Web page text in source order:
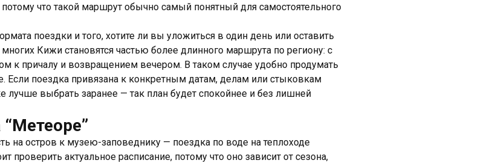
что такой маршрут обычно самый понятный для самостоятельного
поездки и того, хотите ли вы уложиться в один день или оставить
Кижи становятся частью более длинного маршрута по региону: с
к причалу и возвращением вечером. В таком случае удобно продумать
Если поездка привязана к конкретным датам, делам или стыковкам
лучше выбрать заранее — так план будет спокойнее и без лишней
на остров к музею-заповеднику — поездка по воде на теплоходе
проверить актуальное расписание, потому что оно зависит от сезона,